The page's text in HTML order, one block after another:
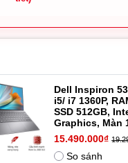
Dell Inspiron
i5/ i7 1360P,
SSD 512GB,
Graphics, Màn
15.490.000₫
So sánh